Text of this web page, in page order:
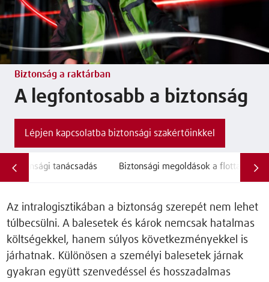
Biztonság a raktárban
A legfontosabb a biztonság
Lépjen kapcsolatba biztonsági szakértőinkkel
Biztonsági tanácsadás Biztonsági megoldások a flotta
Az intralogisztikában a biztonság szerepét nem lehet
túlbecsülni. A balesetek és károk nemcsak hatalmas
költségekkel, hanem súlyos következményekkel is
járhatnak. Különösen a személyi balesetek járnak
gyakran együtt szenvedéssel és hosszadalmas